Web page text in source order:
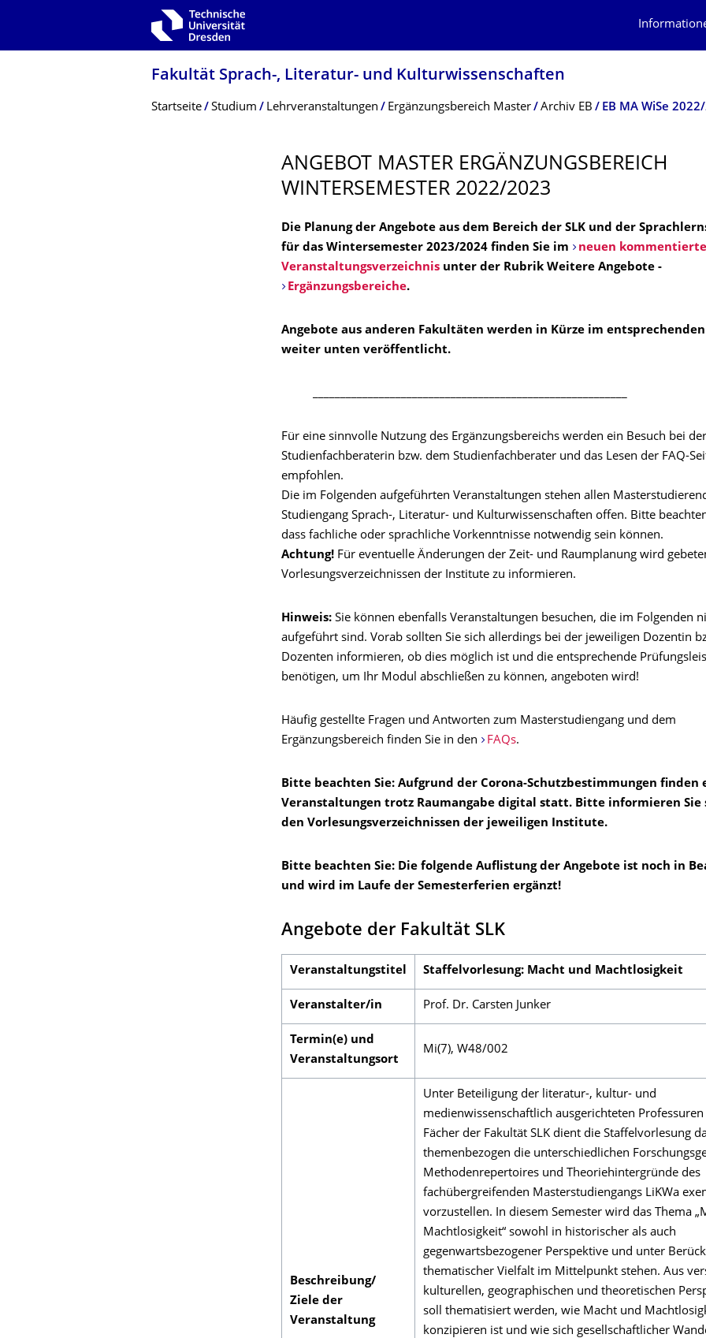
Zur Hauptnavigation springen
Fakultät Sprach-, Literatur- und Kulturwissenschaf­ten
Breadcrumb-Menü
Startseite Studium Lehrveranstaltungen Ergänzungsbereich Master Archiv EB EB MA WiSe
ANGEBOT MASTER ERGÄNZUNGSBE­REICH
WINTERSEMESTER 2022/2023
Die Planung der Angebote aus dem Bereich der SLK und der
für das Wintersemester 2023/2024 finden Sie im
neuen
Veranstaltungsverzeichnis unter der Rubrik Weitere Angebote -
Ergänzungsbereiche.
Angebote aus anderen Fakultäten werden in Kürze im
weiter unten veröffentlicht.
Für eine sinnvolle Nutzung des Ergänzungsbereichs werden ein Besuch bei
Studienfachberaterin bzw. dem Studienfachberater und das Lesen der FAQ-
empfohlen.
Die im Folgenden aufgeführten Veranstaltungen stehen allen
Studiengang Sprach-, Literatur- und Kulturwissenschaften offen. Bitte
dass fachliche oder sprachliche Vorkenntnisse notwendig sein können.
Achtung! Für eventuelle Änderungen der Zeit- und Raumplanung wird
Vorlesungsverzeichnissen der Institute zu informieren.
Hinweis: Sie können ebenfalls Veranstaltungen besuchen, die im Folgenden
aufgeführt sind. Vorab sollten Sie sich allerdings bei der jeweiligen Dozentin
Dozenten informieren, ob dies möglich ist und die entsprechende
benötigen, um Ihr Modul abschließen zu können, angeboten wird!
Häufig gestellte Fragen und Antworten zum Masterstudiengang und dem
Ergänzungsbereich finden Sie in den
FAQs.
Bitte beachten Sie: Aufgrund der Corona-Schutzbestimmungen finden
Veranstaltungen trotz Raumangabe digital statt. Bitte informieren Sie
den Vorlesungsverzeichnissen der jeweiligen Institute.
Bitte beachten Sie: Die folgende Auflistung der Angebote ist noch in
und wird im Laufe der Semesterferien ergänzt!
Angebote der Fakultät SLK
Veranstaltungstitel Staffelvorlesung: Macht und Machtlosigkeit
Veranstalter/in Prof. Dr. Carsten Junker
Termin(e) und
Veranstaltungsort
Mi(7), W48/002
Beschreibung/
Ziele der
Veranstaltung
Unter Beteiligung der literatur-, kultur- und
medienwissenschaftlich ausgerichteten
Fächer der Fakultät SLK dient die Staffelvorlesung
themenbezogen die unterschiedlichen
Methodenrepertoires und Theoriehintergründe des
fachübergreifenden Masterstudiengangs LiKWa
vorzustellen. In diesem Semester wird das Thema
Machtlosigkeit“ sowohl in historischer als auch
gegenwartsbezogener Perspektive und unter
thematischer Vielfalt im Mittelpunkt stehen. Aus
kulturellen, geographischen und theoretischen
soll thematisiert werden, wie Macht und
konzipieren ist und wie sich gesellschaftlicher